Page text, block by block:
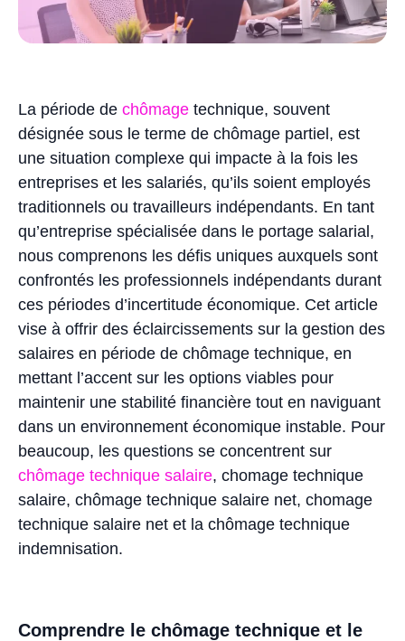
La période de chômage technique, souvent
désignée sous le terme de chômage partiel, est
une situation complexe qui impacte à la fois les
entreprises et les salariés, qu’ils soient employés
traditionnels ou travailleurs indépendants. En tant
qu’entreprise spécialisée dans le portage salarial,
nous comprenons les défis uniques auxquels sont
confrontés les professionnels indépendants durant
ces périodes d’incertitude économique. Cet article
vise à offrir des éclaircissements sur la gestion des
salaires en période de chômage technique, en
mettant l’accent sur les options viables pour
maintenir une stabilité financière tout en naviguant
dans un environnement économique instable. Pour
beaucoup, les questions se concentrent sur
chômage technique salaire, chomage technique
salaire, chômage technique salaire net, chomage
technique salaire net et la chômage technique
indemnisation.
Comprendre le chômage technique et le